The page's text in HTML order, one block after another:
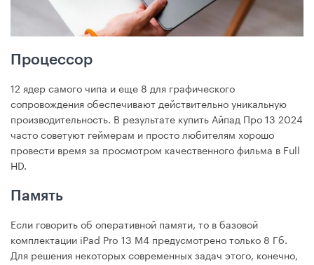
Процессор
12 ядер самого чипа и еще 8 для графического
сопровождения обеспечивают действительно уникальную
производительность. В результате купить Айпад Про 13 2024
часто советуют геймерам и просто любителям хорошо
провести время за просмотром качественного фильма в Full
HD.
Память
Если говорить об оперативной памяти, то в базовой
комплектации iPad Pro 13 М4 предусмотрено только 8 Гб.
Для решения некоторых современных задач этого, конечно,